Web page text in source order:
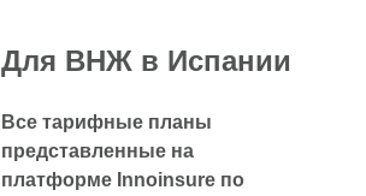
Для ВНЖ в Испании
Все тарифные планы
представленные на
платформе Innoinsure по